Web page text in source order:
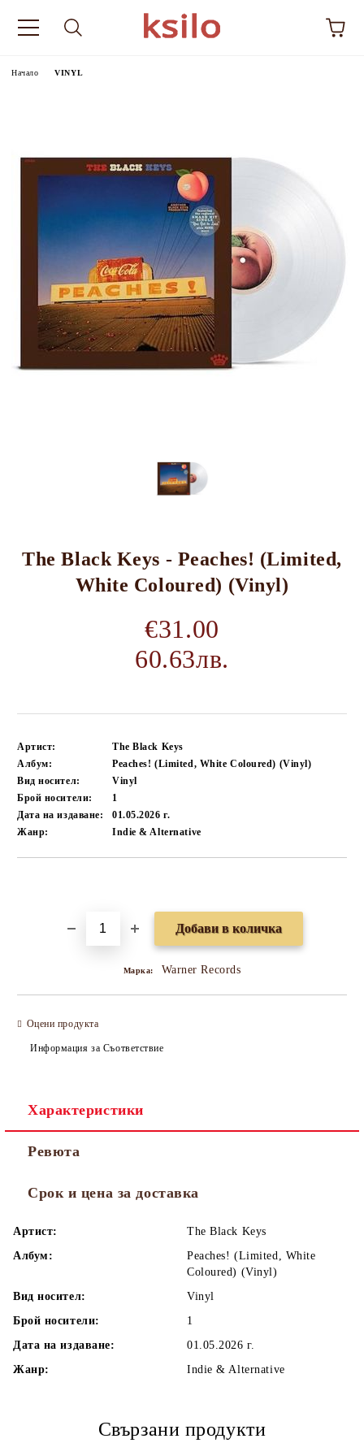
Начало VINYL
The Black Keys - Peaches! (Limited,
White Coloured) (Vinyl)
€31.00
60.63лв.
Артист:
The Black Keys
Албум:
Peaches! (Limited, White Coloured) (Vinyl)
Вид носител:
Vinyl
Брой носители:
1
Дата на издаване:
01.05.2026 г.
Жанр:
Indie & Alternative
Марка: Warner Records
Оцени продукта
Информация за Съответствие
Характеристики
Ревюта
Срок и цена за доставка
Артист:
The Black Keys
Албум:
Peaches! (Limited, White
Coloured) (Vinyl)
Вид носител:
Vinyl
Брой носители:
1
Дата на издаване:
01.05.2026 г.
Жанр:
Indie & Alternative
Свързани продукти